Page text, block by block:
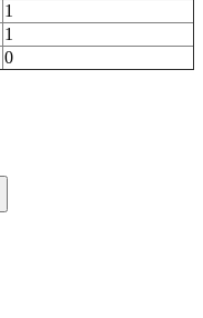
1
1
0